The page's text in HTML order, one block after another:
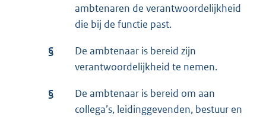
ambtenaren de verantwoordelijkheid
die bij de functie past.
§
De ambtenaar is bereid zijn
verantwoordelijkheid te nemen.
§
De ambtenaar is bereid om aan
collega’s, leidinggevenden, bestuur en